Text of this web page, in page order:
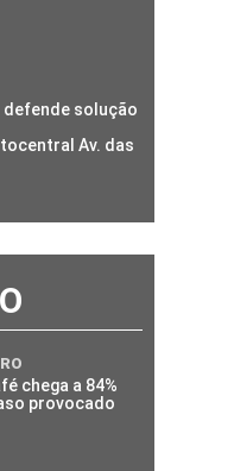
solução
Av. das
chega a 84%
provocado